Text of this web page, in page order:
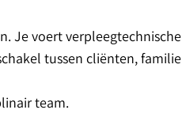
Je voert verpleegtechnische
tussen cliënten, familie
team.